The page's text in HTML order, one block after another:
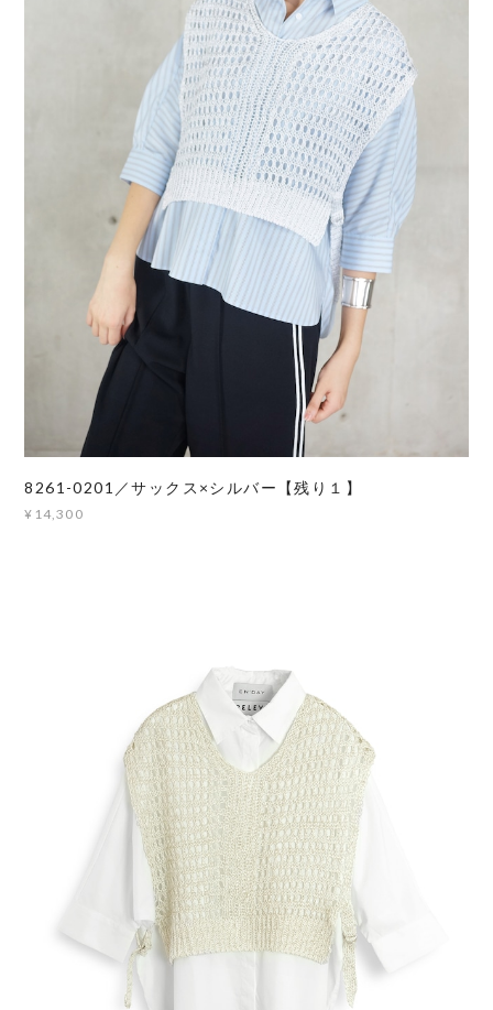
8261-0201／サックス×シルバー【残り１】
¥14,300